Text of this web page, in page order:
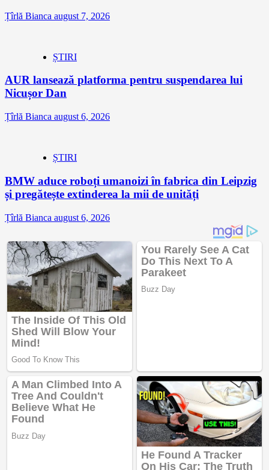
Țîrlă Bianca august 7, 2026
ȘTIRI
AUR lansează platforma pentru suspendarea lui
Nicușor Dan
Țîrlă Bianca august 6, 2026
ȘTIRI
BMW aduce roboți umanoizi în fabrica din Leipzig
și pregătește extinderea la mii de unități
Țîrlă Bianca august 6, 2026